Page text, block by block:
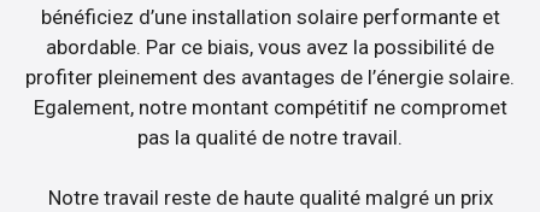
bénéficiez d’une installation solaire performante et
abordable. Par ce biais, vous avez la possibilité de
profiter pleinement des avantages de l’énergie solaire.
Egalement, notre montant compétitif ne compromet
pas la qualité de notre travail.
Notre travail reste de haute qualité malgré un prix